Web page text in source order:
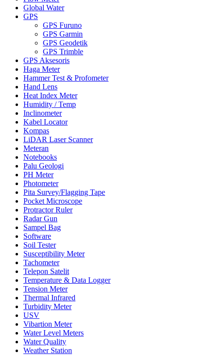
Global Water
GPS
GPS Furuno
GPS Garmin
GPS Geodetik
GPS Trimble
GPS Aksesoris
Haga Meter
Hammer Test & Profometer
Hand Lens
Heat Index Meter
Humidity / Temp
Inclinometer
Kabel Locator
Kompas
LiDAR Laser Scanner
Meteran
Notebooks
Palu Geologi
PH Meter
Photometer
Pita Survey/Flagging Tape
Pocket Microscope
Protractor Ruler
Radar Gun
Sampel Bag
Software
Soil Tester
Susceptibility Meter
Tachometer
Telepon Satelit
Temperature & Data Logger
Tension Meter
Thermal Infrared
Turbidity Meter
USV
Vibartion Meter
Water Level Meters
Water Quality
Weather Station